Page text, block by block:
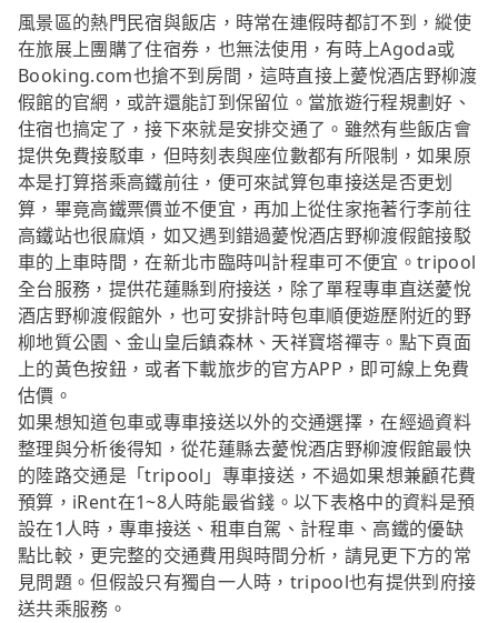
風景區的熱門民宿與飯店，時常在連假時都訂不到，縱使
在旅展上團購了住宿券，也無法使用，有時上Agoda或
Booking.com也搶不到房間，這時直接上薆悅酒店野柳渡
假館的官網，或許還能訂到保留位。當旅遊行程規劃好、
住宿也搞定了，接下來就是安排交通了。雖然有些飯店會
提供免費接駁車，但時刻表與座位數都有所限制，如果原
本是打算搭乘高鐵前往，便可來試算包車接送是否更划
算，畢竟高鐵票價並不便宜，再加上從住家拖著行李前往
高鐵站也很麻煩，如又遇到錯過薆悅酒店野柳渡假館接駁
車的上車時間，在新北市臨時叫計程車可不便宜。tripool
全台服務，提供花蓮縣到府接送，除了單程專車直送薆悅
酒店野柳渡假館外，也可安排計時包車順便遊歷附近的野
柳地質公園、金山皇后鎮森林、天祥寶塔禪寺。點下頁面
上的黃色按鈕，或者下載旅步的官方APP，即可線上免費
估價。
如果想知道包車或專車接送以外的交通選擇，在經過資料
整理與分析後得知，從花蓮縣去薆悅酒店野柳渡假館最快
的陸路交通是「tripool」專車接送，不過如果想兼顧花費
預算，iRent在1~8人時能最省錢。以下表格中的資料是預
設在1人時，專車接送、租車自駕、計程車、高鐵的優缺
點比較，更完整的交通費用與時間分析，請見更下方的常
見問題。但假設只有獨自一人時，tripool也有提供到府接
送共乘服務。